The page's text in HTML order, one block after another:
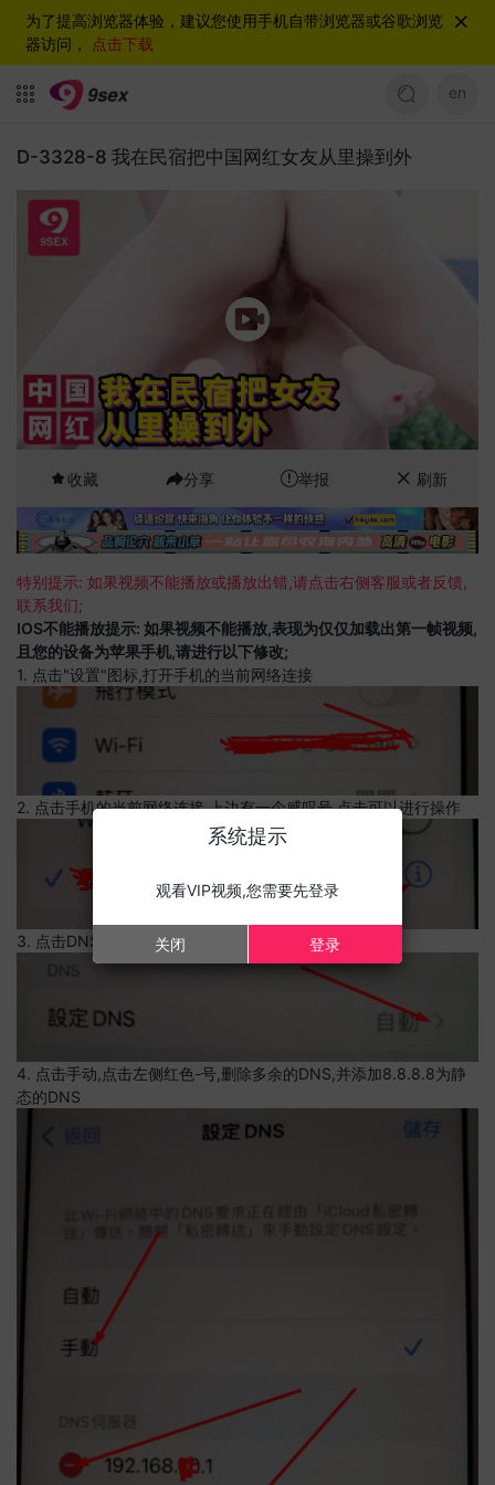
为了提高浏览器体验，建议您使用手机自带浏览器或谷歌浏览
器访问， 点击下载
en
D-3328-8 我在民宿把中国网红女友从里操到外
收藏 分享 举报 刷新
特别提示: 如果视频不能播放或播放出错,请点击右侧客服或者反馈,
联系我们;
IOS不能播放提示: 如果视频不能播放,表现为仅仅加载出第一帧视频,
且您的设备为苹果手机,请进行以下修改;
1. 点击"设置"图标,打开手机的当前网络连接
2. 点击手机的当前网络连接,上边有一个感叹号,点击可以进行操作
3. 点击DNS设置
4. 点击手动,点击左侧红色-号,删除多余的DNS,并添加8.8.8.8为静
态的DNS
系统提示
观看VIP视频,您需要先登录
关闭 登录